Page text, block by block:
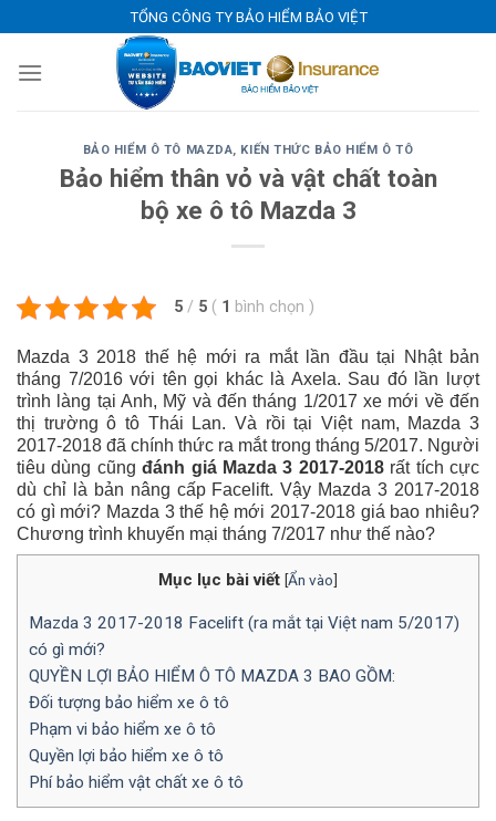
to
content
TỔNG CÔNG TY BẢO HIỂM BẢO VIỆT
BẢO HIỂM Ô TÔ MAZDA, KIẾN THỨC BẢO HIỂM Ô TÔ
Bảo hiểm thân vỏ và vật chất toàn
bộ xe ô tô Mazda 3
5 / 5 ( 1 bình chọn )
Mazda 3 2018 thế hệ mới ra mắt lần đầu tại Nhật bản
tháng 7/2016 với tên gọi khác là Axela. Sau đó lần lượt
trình làng tại Anh, Mỹ và đến tháng 1/2017 xe mới về đến
thị trường ô tô Thái Lan. Và rồi tại Việt nam, Mazda 3
2017-2018 đã chính thức ra mắt trong tháng 5/2017. Người
tiêu dùng cũngđánh giá Mazda 3 2017-2018rất tích cực
dù chỉ là bản nâng cấp Facelift. Vậy Mazda 3 2017-2018
có gì mới? Mazda 3 thế hệ mới 2017-2018 giá bao nhiêu?
Chương trình khuyến mại tháng 7/2017 như thế nào?
Mục lục bài viết [Ẩn vào]
Mazda 3 2017-2018 Facelift (ra mắt tại Việt nam 5/2017)
có gì mới?
QUYỀN LỢI BẢO HIỂM Ô TÔ MAZDA 3 BAO GỒM:
Đối tượng bảo hiểm xe ô tô
Phạm vi bảo hiểm xe ô tô
Quyền lợi bảo hiểm xe ô tô
Phí bảo hiểm vật chất xe ô tô